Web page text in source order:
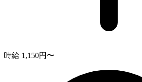
時給 1,150円〜